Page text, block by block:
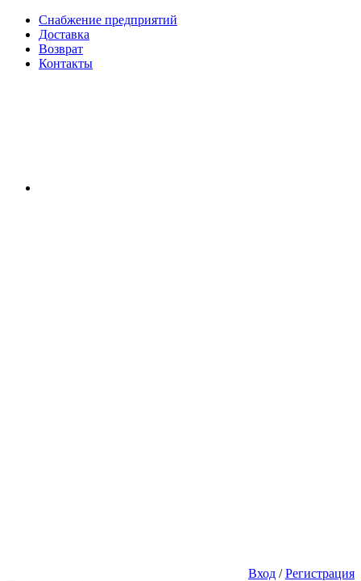
Снабжение предприятий
Доставка
Возврат
Контакты
Вход /Регистрация